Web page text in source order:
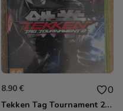
8.90 € 0
Tekken Tag Tournament 2 Xbox 360